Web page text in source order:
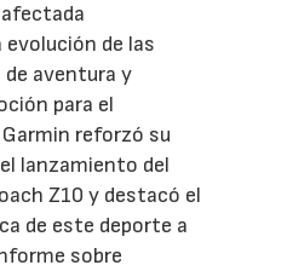
de las
aventura y
para el
reforzó su
lanzamiento del
Z10 y destacó el
de este deporte a
sobre